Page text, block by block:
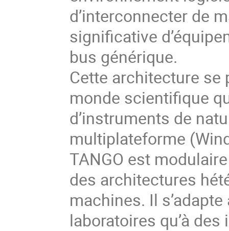
d’interconnecter de
significative
bus générique.
Cette architecture se
monde scientifique
d’instruments de
multiplateforme
TANGO est
des architectures
machines. Il
laboratoires qu’à